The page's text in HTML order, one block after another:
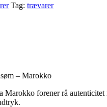
Tag: trævarer
– Marokko
forener rå